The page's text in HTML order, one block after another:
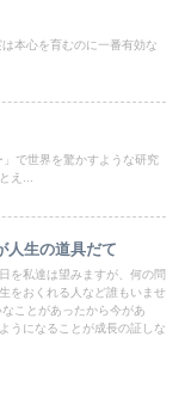
本心を育むのに一番有効な
で世界を驚かすような研究
え...
人生の道具だて
を私達は望みますが、何の問
をおくれる人など誰もいませ
ことがあったから今があ
うになることが成長の証しな